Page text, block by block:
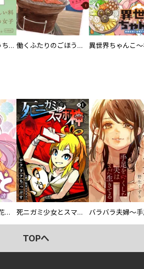
働き女子3人のおうち晩酌 働くふたりのごほうび飯
かのとこと～武蔵花町怪話譚～ 【連載版】 死ニガミ少女とスマホ神
TOPへ